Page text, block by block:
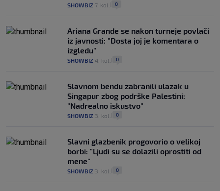
SHOWBIZ 7. kol. 0
Ariana Grande se nakon turneje povlači
iz javnosti: "Dosta joj je komentara o
izgledu"
SHOWBIZ 4. kol. 0
Slavnom bendu zabranili ulazak u
Singapur zbog podrške Palestini:
"Nadrealno iskustvo"
SHOWBIZ 3. kol. 0
Slavni glazbenik progovorio o velikoj
borbi: "Ljudi su se dolazili oprostiti od
mene"
SHOWBIZ 3. kol. 0